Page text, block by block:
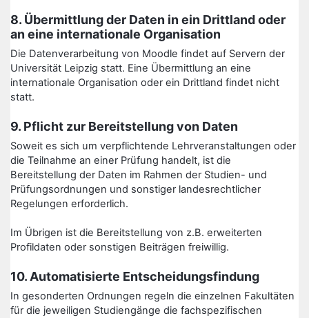
8. Übermittlung der Daten in ein Drittland oder
an eine internationale Organisation
Die Datenverarbeitung von Moodle findet auf Servern der
Universität Leipzig statt. Eine Übermittlung an eine
internationale Organisation oder ein Drittland findet nicht
statt.
9. Pflicht zur Bereitstellung von Daten
Soweit es sich um verpflichtende Lehrveranstaltungen oder
die Teilnahme an einer Prüfung handelt, ist die
Bereitstellung der Daten im Rahmen der Studien- und
Prüfungsordnungen und sonstiger landesrechtlicher
Regelungen erforderlich.
Im Übrigen ist die Bereitstellung von z.B. erweiterten
Profildaten oder sonstigen Beiträgen freiwillig.
10. Automatisierte Entscheidungsfindung
In gesonderten Ordnungen regeln die einzelnen Fakultäten
für die jeweiligen Studiengänge die fachspezifischen